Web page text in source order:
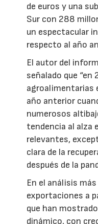
de euros y una
Sur con 288
un espectacular
respecto al año
El autor del
señalado que
agroalimentarias
año anterior
numerosos
tendencia al alza
relevantes,
clara de la
después de la
En el análisis
exportaciones a
que han
dinámico, con